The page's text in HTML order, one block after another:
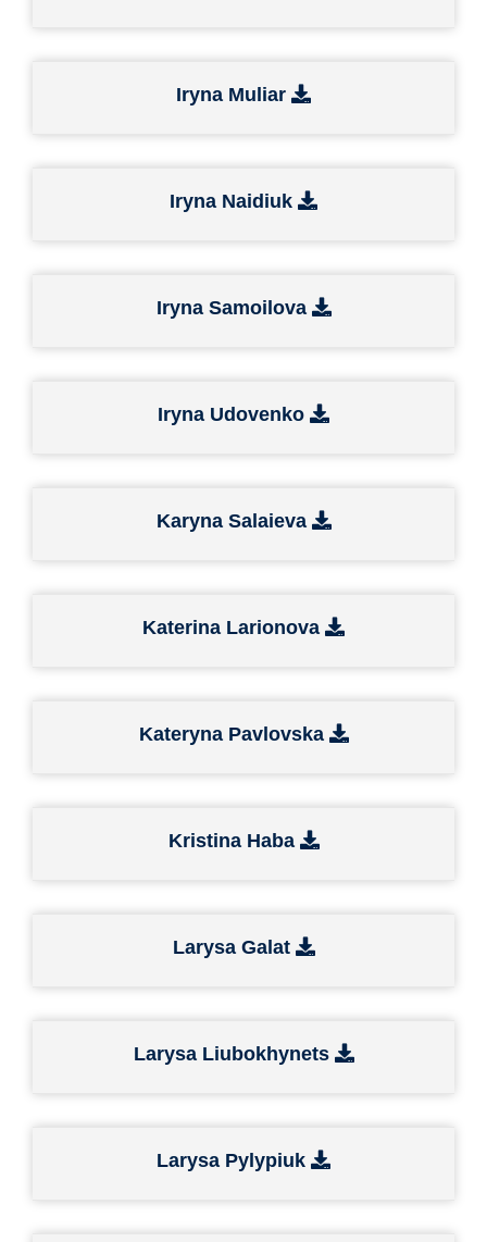
Iryna Muliar
Iryna Naidiuk
Iryna Samoilova
Iryna Udovenko
Karyna Salaieva
Katerina Larionova
Kateryna Pavlovska
Kristina Haba
Larysa Galat
Larysa Liubokhynets
Larysa Pylypiuk